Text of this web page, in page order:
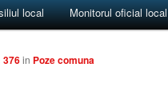
local Monitorul oficial local
376in Poze comuna